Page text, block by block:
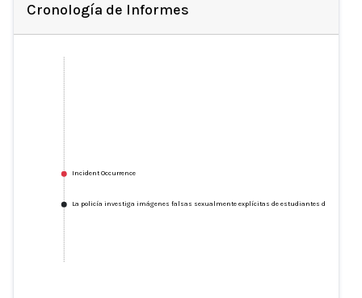
Cronología de Informes
Incident Occurrence
La policía investiga imágenes falsas sexualmente explícitas de estudiantes del Gladstone